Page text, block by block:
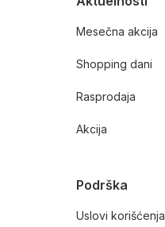
Mesečna akcija
Shopping dani
Rasprodaja
Akcija
Podrška
Uslovi korišćenja